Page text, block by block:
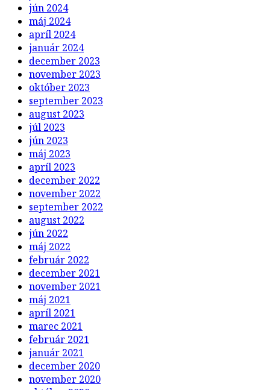
jún 2024
máj 2024
apríl 2024
január 2024
december 2023
november 2023
október 2023
september 2023
august 2023
júl 2023
jún 2023
máj 2023
apríl 2023
december 2022
november 2022
september 2022
august 2022
jún 2022
máj 2022
február 2022
december 2021
november 2021
máj 2021
apríl 2021
marec 2021
február 2021
január 2021
december 2020
november 2020